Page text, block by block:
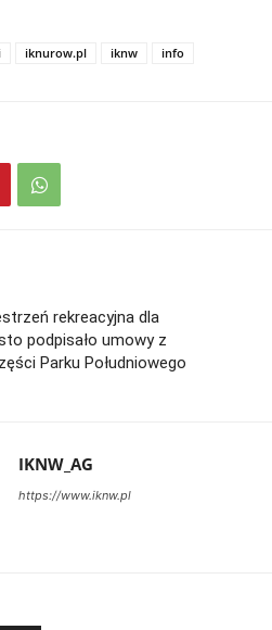
iknurow.pl iknw info
rekreacyjna dla
podpisało umowy z
Parku Południowego
IKNW_AG
https://www.iknw.pl